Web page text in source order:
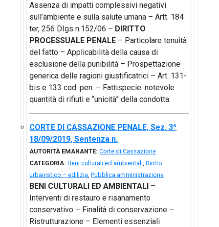
Assenza di impatti complessivi negativi
sull’ambiente e sulla salute umana – Artt. 184
ter, 256 DIgs n.152/06 – DIRITTO
PROCESSUALE PENALE – Particolare tenuità
del fatto – Applicabilità della causa di
esclusione della punibilità – Prospettazione
generica delle ragioni giustificatrici – Art. 131-
bis e 133 cod. pen. – Fattispecie: notevole
quantità di rifiuti e “unicità” della condotta.
CORTE DI CASSAZIONE PENALE, Sez. 3^
18/09/2019, Sentenza n.
AUTORITÀ EMANANTE: Corte di Cassazione
CATEGORIA: Beni culturali ed ambientali,Diritto
urbanistico – edilizia,Pubblica amministrazione
BENI CULTURALI ED AMBIENTALI –
Interventi di restauro e risanamento
conservativo – Finalità di conservazione –
Ristrutturazione – Elementi essenziali